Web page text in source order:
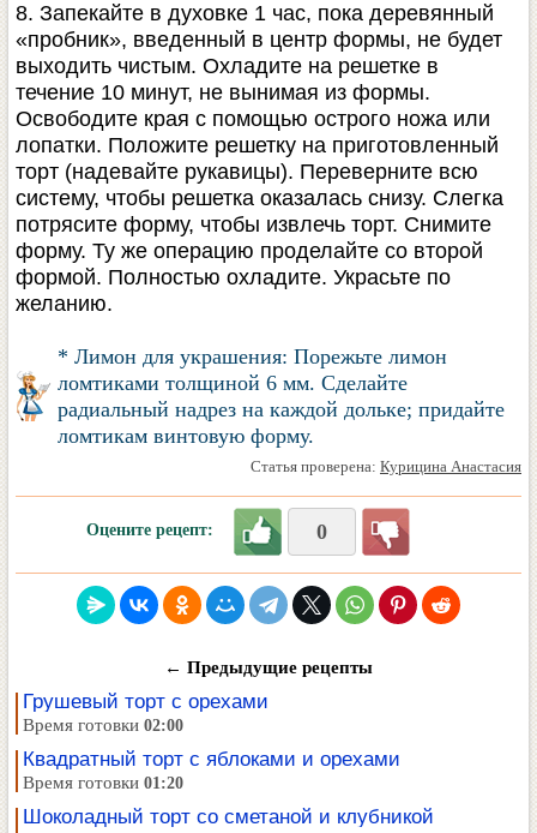
8. Запекайте в духовке 1 час, пока деревянный
«пробник», введенный в центр формы, не будет
выходить чистым. Охладите на решетке в
течение 10 минут, не вынимая из формы.
Освободите края с помощью острого ножа или
лопатки. Положите решетку на приготовленный
торт (надевайте рукавицы). Переверните всю
систему, чтобы решетка оказалась снизу. Слегка
потрясите форму, чтобы извлечь торт. Снимите
форму. Ту же операцию проделайте со второй
формой. Полностью охладите. Украсьте по
желанию.
* Лимон для украшения: Порежьте лимон
ломтиками толщиной 6 мм. Сделайте
радиальный надрез на каждой дольке; придайте
ломтикам винтовую форму.
Статья проверена: Курицина Анастасия
Оцените рецепт: 0
← Предыдущие рецепты
Грушевый торт с орехами
Время готовки 02:00
Квадратный торт с яблоками и орехами
Время готовки 01:20
Шоколадный торт со сметаной и клубникой